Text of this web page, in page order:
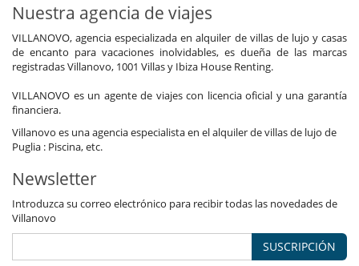
Nuestra agencia de viajes
VILLANOVO, agencia especializada en alquiler de villas de lujo y casas
de encanto para vacaciones inolvidables, es dueña de las marcas
registradas Villanovo, 1001 Villas y Ibiza House Renting.
VILLANOVO es un agente de viajes con licencia oficial y una garantía
financiera.
Villanovo es una agencia especialista en el alquiler de villas de lujo de
Puglia : Piscina, etc.
Newsletter
Introduzca su correo electrónico para recibir todas las novedades de
Villanovo
SUSCRIPCIÓN